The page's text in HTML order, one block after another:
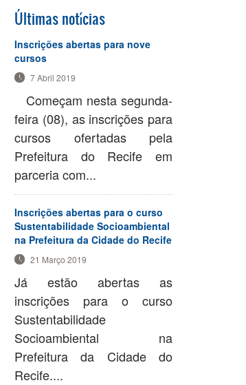
Últimas notícias
Inscrições abertas para nove
cursos
7 Abril 2019
Começam nesta segunda-
feira (08), as inscrições para
cursos ofertadas pela
Prefeitura do Recife em
parceria com...
Inscrições abertas para o curso
Sustentabilidade Socioambiental
na Prefeitura da Cidade do Recife
21 Março 2019
Já estão abertas as
inscrições para o curso
Sustentabilidade
Socioambiental na
Prefeitura da Cidade do
Recife....